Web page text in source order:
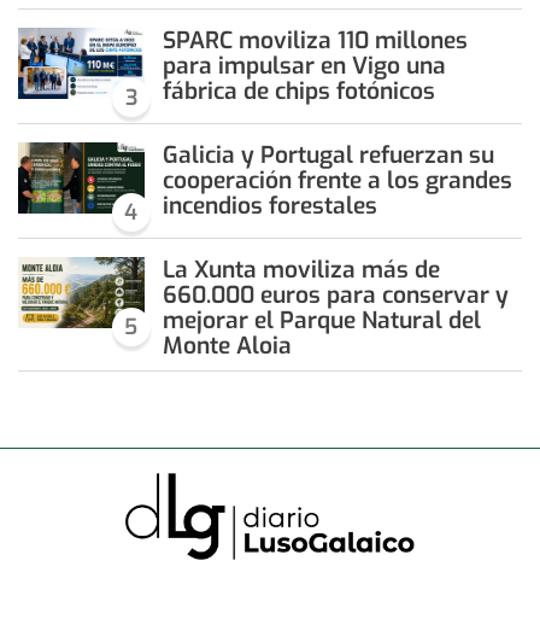
3
SPARC moviliza 110 millones
para impulsar en Vigo una
fábrica de chips fotónicos
4
Galicia y Portugal refuerzan su
cooperación frente a los grandes
incendios forestales
5
La Xunta moviliza más de
660.000 euros para conservar y
mejorar el Parque Natural del
Monte Aloia